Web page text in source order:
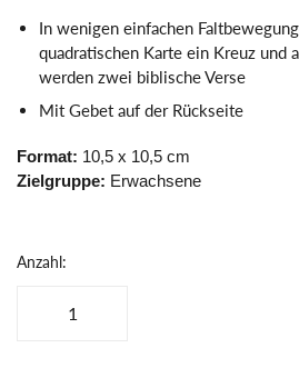
In wenigen einfachen
quadratischen Karte ein Kreuz und
werden zwei biblische Verse
Mit Gebet auf der Rückseite
Format: 10,5 x 10,5 cm
Zielgruppe: Erwachsene
Anzahl: